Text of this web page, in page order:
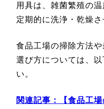
用具は、雑菌繁殖の
定期的に洗浄・乾燥さ
食品工場の掃除方法
選び方については、
い。
関連記事：
【食品工